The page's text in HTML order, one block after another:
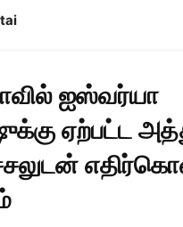
ஐஸ்வர்யா
ஏற்பட்ட